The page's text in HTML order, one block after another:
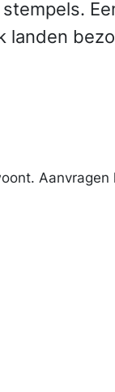
landen
Aanvragen